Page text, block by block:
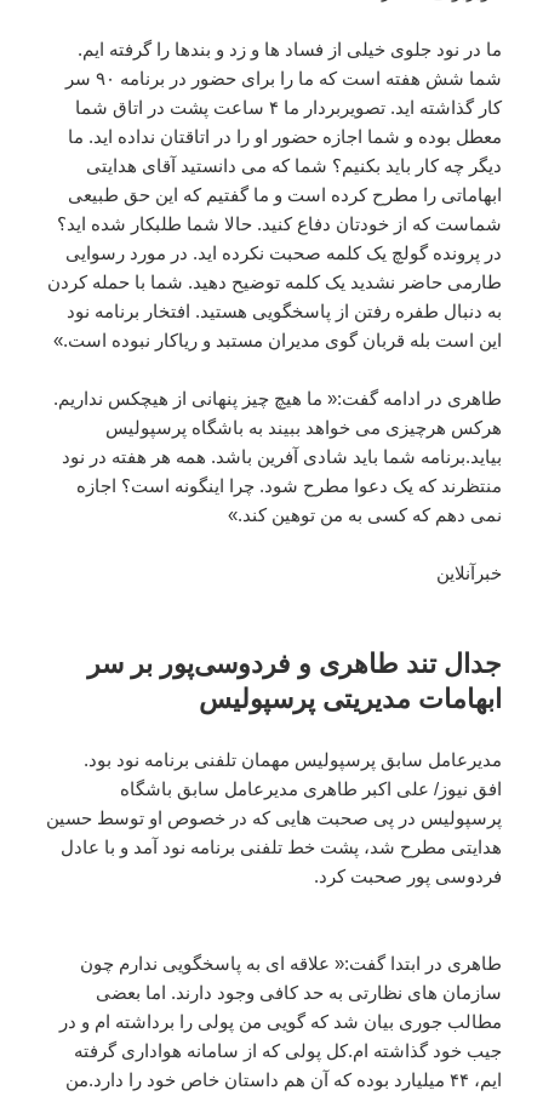
ما در نود جلوی خیلی از فساد ها و زد و بندها را گرفته ایم.
شما شش هفته است که ما را برای حضور در برنامه ۹۰ سر
کار گذاشته اید. تصویربردار ما ۴ ساعت پشت در اتاق شما
معطل بوده و شما اجازه حضور او را در اتاقتان نداده اید. ما
دیگر چه کار باید بکنیم؟ شما که می دانستید آقای هدایتی
ابهاماتی را مطرح کرده است و ما گفتیم که این حق طبیعی
شماست که از خودتان دفاع کنید. حالا شما طلبکار شده اید؟
در پرونده گولچ یک کلمه صحبت نکرده اید. در مورد رسوایی
طارمی حاضر نشدید یک کلمه توضیح دهید. شما با حمله کردن
به دنبال طفره رفتن از پاسخگویی هستید. افتخار برنامه نود
این است بله قربان گوی مدیران مستبد و ریاکار نبوده است.»
طاهری در ادامه گفت:« ما هیچ چیز پنهانی از هیچکس نداریم.
هرکس هرچیزی می خواهد ببیند به باشگاه پرسپولیس
بیاید.برنامه شما باید شادی آفرین باشد. همه هر هفته در نود
منتظرند که یک دعوا مطرح شود. چرا اینگونه است؟ اجازه
نمی دهم که کسی به من توهین کند.»
خبرآنلاین
جدال تند طاهری و فردوسی‌پور بر سر
ابهامات مدیریتی پرسپولیس
مدیرعامل سابق پرسپولیس مهمان تلفنی برنامه نود بود.
افق نیوز/ علی اکبر طاهری مدیرعامل سابق باشگاه
پرسپولیس در پی صحبت هایی که در خصوص او توسط حسین
هدایتی مطرح شد، پشت خط تلفنی برنامه نود آمد و با عادل
فردوسی پور صحبت کرد.
طاهری در ابتدا گفت:« علاقه ای به پاسخگویی ندارم چون
سازمان های نظارتی به حد کافی وجود دارند. اما بعضی
مطالب جوری بیان شد که گویی من پولی را برداشته ام و در
جیب خود گذاشته ام.کل پولی که از سامانه هواداری گرفته
ایم، ۴۴ میلیارد بوده که آن هم داستان خاص خود را دارد.من